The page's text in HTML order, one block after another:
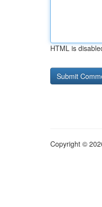
HTML is
Copyright ©